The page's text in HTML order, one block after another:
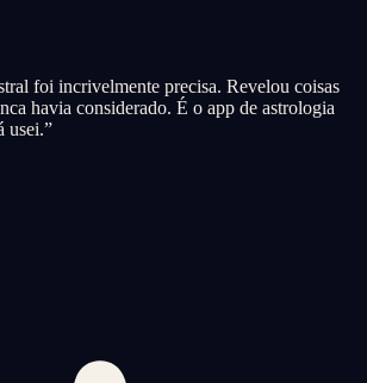
foi incrivelmente precisa. Revelou coisas
havia considerado. É o app de astrologia
usei.”